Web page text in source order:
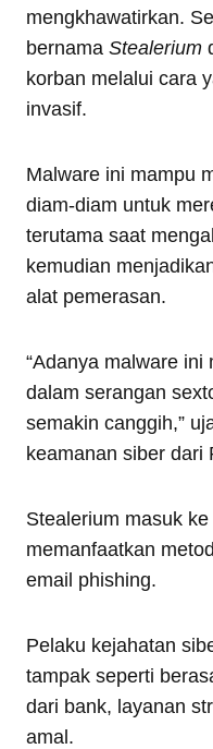
mengkhawatirkan.
bernama Stealerium
korban melalui cara
invasif.
Malware ini mampu
diam-diam untuk
terutama saat
kemudian
alat pemerasan.
“Adanya malware ini
dalam serangan
semakin canggih,”
keamanan siber dari
Stealerium masuk
memanfaatkan
email phishing.
Pelaku kejahatan
tampak seperti
dari bank, layanan
amal.